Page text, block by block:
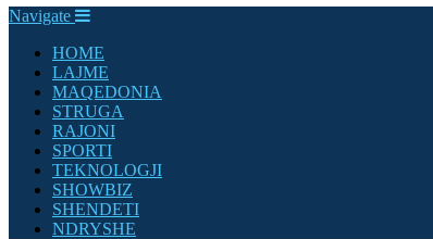
Navigate
HOME
LAJME
MAQEDONIA
STRUGA
RAJONI
SPORTI
TEKNOLOGJI
SHOWBIZ
SHENDETI
NDRYSHE